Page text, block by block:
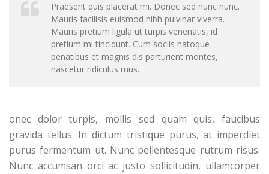
Praesent quis placerat mi. Donec sed nunc nunc.
Mauris facilisis euismod nibh pulvinar viverra.
Mauris pretium ligula ut turpis venenatis, id
pretium mi tincidunt. Cum sociis natoque
penatibus et magnis dis parturient montes,
nascetur ridiculus mus.
onec dolor turpis, mollis sed quam quis, faucibus
gravida tellus. In dictum tristique purus, at imperdiet
purus fermentum ut. Nunc pellentesque rutrum risus.
Nunc accumsan orci ac justo sollicitudin, ullamcorper